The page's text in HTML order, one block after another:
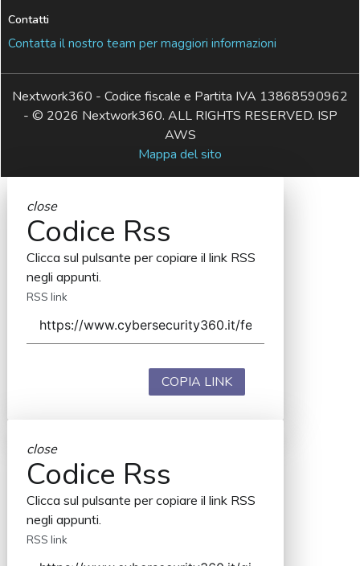
Contatti
Contatta il nostro team per maggiori informazioni
Nextwork360 - Codice fiscale e Partita IVA 13868590962
- © 2026 Nextwork360. ALL RIGHTS RESERVED. ISP
AWS
Mappa del sito
close
Codice Rss
Clicca sul pulsante per copiare il link RSS
negli appunti.
RSS link
COPIA LINK
close
Codice Rss
Clicca sul pulsante per copiare il link RSS
negli appunti.
RSS link